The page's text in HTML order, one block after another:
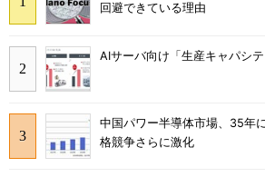
回避できている理由
AIサーバ向け「生産キャパシ
中国パワー半導体市場、35
格競争さらに激化